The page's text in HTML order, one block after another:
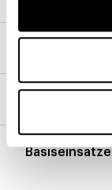
Basiseinsätze